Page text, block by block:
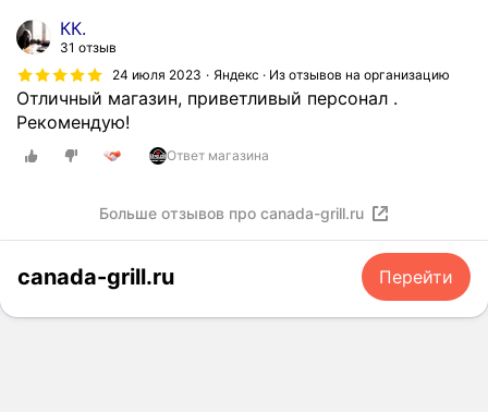
КК.
31 отзыв
24 июля 2023
Яндекс · Из отзывов на организацию
Отличный магазин, приветливый персонал .
Рекомендую!
Ответ магазина
Больше отзывов про canada-grill.ru
canada-grill.ru Перейти